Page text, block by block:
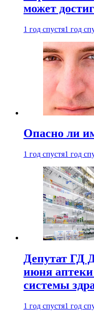
может
1 год спустя1 год
Опасно ли
1 год спустя1 год
Депутат ГД
июня
системы
1 год спустя1 год